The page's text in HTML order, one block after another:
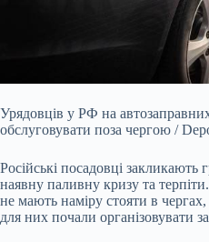
Урядовців у РФ на
обслуговувати поза чергою /
Російські посадовці закликають
наявну паливну кризу та
не мають наміру стояти в чергах,
для них почали організовувати